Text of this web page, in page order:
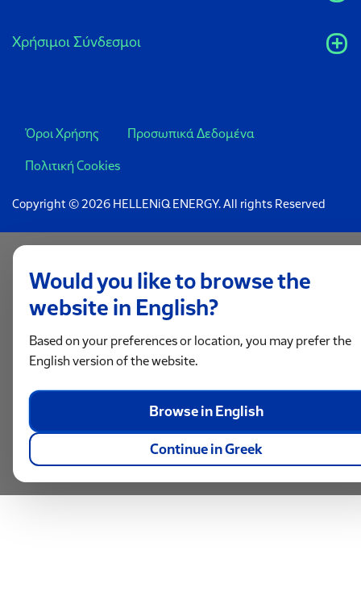
Xρήσιμοι Σύνδεσμοι
Όροι Χρήσης Προσωπικά Δεδομένα
Πολιτική Cookies
Copyright © 2026 HELLENiQ ENERGY. All rights Reserved
Would you like to browse the
website in English?
Based on your preferences or location, you may prefer the
English version of the website.
Browse in English
Continue in Greek